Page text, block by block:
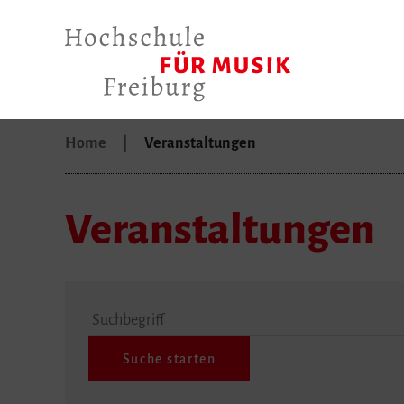
Home Veranstaltungen
Veranstaltungen
Suchbegriff